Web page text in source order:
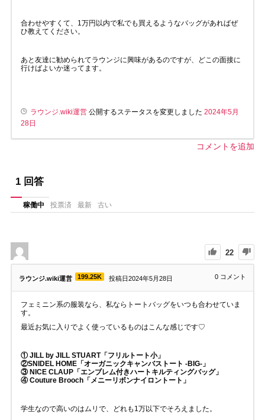
合わせやすくて、1万円以内で私でも買えるようなバッグがあればぜ
ひ教えてください。
あと友達に勧められてラウンジに興味があるのですが、どこの面接に
行けばよいか迷ってます。
ラウンジ.wiki運営公開するステータスを変更しました 2024年5月
28日
コメントを追加
1 回答
稼働中 投票済 最新 古い
22
ラウンジ.wiki運営 199.25K 投稿日2024年5月28日 0 コメント
フェミニン系の服装なら、私ならトートバッグをいつも合わせていま
す。
最近お気に入りでよく使っているものはこんな感じです♡
① JILL by JILL STUART「フリルトート小」
②SNIDEL HOME「オーガニックキャンバストート -BIG-」
③ NICE CLAUP「エンブレム付きハートキルティングバッグ」
④ Couture Brooch「メニーリボンナイロントート」
学生なので高いのはムリで、どれも1万以下でそろえました。